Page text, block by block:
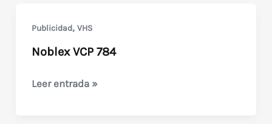
Video
Publicidad, VHS
Noblex VCP 784
Noblex
Leer entrada »